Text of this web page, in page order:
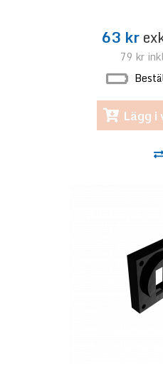
63 kr
79 kr
Lägg i